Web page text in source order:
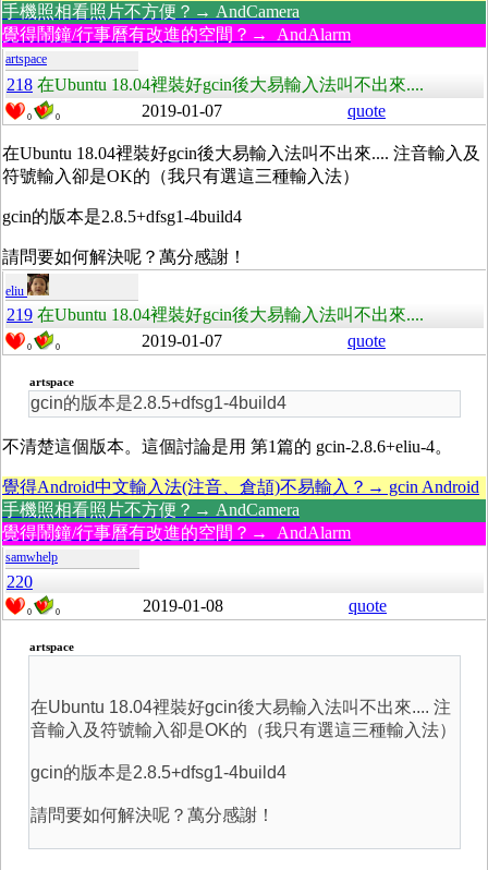
手機照相看照片不方便？→ AndCamera
覺得鬧鐘/行事曆有改進的空間？→ AndAlarm
artspace
218 在Ubuntu 18.04裡裝好gcin後大易輸入法叫不出來....
0 0 2019-01-07 quote
在Ubuntu 18.04裡裝好gcin後大易輸入法叫不出來.... 注音輸入及
符號輸入卻是OK的（我只有選這三種輸入法）
gcin的版本是2.8.5+dfsg1-4build4
請問要如何解決呢？萬分感謝！
eliu
219 在Ubuntu 18.04裡裝好gcin後大易輸入法叫不出來....
0 0 2019-01-07 quote
artspace
gcin的版本是2.8.5+dfsg1-4build4
不清楚這個版本。這個討論是用 第1篇的 gcin-2.8.6+eliu-4。
覺得Android中文輸入法(注音、倉頡)不易輸入？→ gcin Android
手機照相看照片不方便？→ AndCamera
覺得鬧鐘/行事曆有改進的空間？→ AndAlarm
samwhelp
220
0 0 2019-01-08 quote
artspace
在Ubuntu 18.04裡裝好gcin後大易輸入法叫不出來.... 注
音輸入及符號輸入卻是OK的（我只有選這三種輸入法）
gcin的版本是2.8.5+dfsg1-4build4
請問要如何解決呢？萬分感謝！